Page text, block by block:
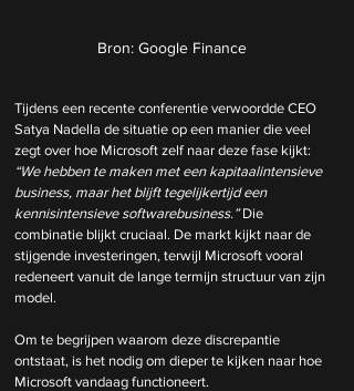
Bron: Google Finance
Tijdens een recente conferentie verwoordde CEO
Satya Nadella de situatie op een manier die veel
zegt over hoe Microsoft zelf naar deze fase kijkt:
“We hebben te maken met een kapitaalintensieve
business, maar het blijft tegelijkertijd een
kennisintensieve softwarebusiness.” Die
combinatie blijkt cruciaal. De markt kijkt naar de
stijgende investeringen, terwijl Microsoft vooral
redeneert vanuit de lange termijn structuur van zijn
model.
Om te begrijpen waarom deze discrepantie
ontstaat, is het nodig om dieper te kijken naar hoe
Microsoft vandaag functioneert.